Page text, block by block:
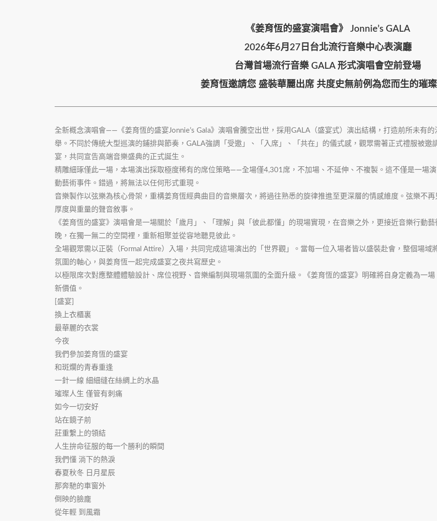
《姜育恆的盛宴演唱會》 Jonnie’s GALA
2026年6月27日台北流行音樂中心表演廳
台灣首場流行音樂 GALA 形式演唱會空前登場
姜育恆邀請您 盛裝華麗出席 共度史無前例為您而生的璀
全新概念演唱會——《姜育恆的盛宴Jonnie’s Gala》演唱會騰空出世，採用GALA（盛宴式）演出結構，打造前所未有
舉。不同於傳統大型巡演的鋪排與節奏，GALA強調「受邀」、「入席」、「共在」的儀式感，觀眾需著正式禮服被
宴，共同宣告高端音樂盛典的正式誕生。
精雕細琢僅此一場，本場演出採取極度稀有的席位策略——全場僅4,301席，不加場、不延伸、不複製。這不僅是一場
動藝術事件。錯過，將無法以任何形式重現。
音樂製作以弦樂為核心骨架，重構姜育恆經典曲目的音樂層次，將過往熟悉的旋律推進至更深層的情感維度。弦樂不
厚度與重量的聲音敘事。
《姜育恆的盛宴》演唱會是一場關於「歲月」、「理解」與「彼此都懂」的現場實現，在音樂之外，更接近音樂行動
晚，在獨一無二的空間裡，重新相聚並從容地聽見彼此。
全場觀眾需以正裝（Formal Attire）入場，共同完成這場演出的「世界觀」。當每一位入場者皆以盛裝赴會，整個場
氛圍的軸心，與姜育恆一起完成盛宴之夜共寫歷史。
以極限席次對應整體體驗設計、席位視野、音樂編制與現場氛圍的全面升級。《姜育恆的盛宴》明確將自身定義為一
新價值。
[盛宴]
換上衣櫃裏
最華麗的衣裳
今夜
我們參加姜育恆的盛宴
和斑爛的青春重逢
一針一線 細細缝在絲綢上的水晶
璀璨人生 僅管有刺痛
如今一切安好
站在鏡子前
莊重繫上的領結
人生拚命征服的每一个勝利的瞬間
我們懂 淌下的熱淚
春夏秋冬 日月星辰
那奔馳的車窗外
倒映的臉龐
從年輕 到風霜